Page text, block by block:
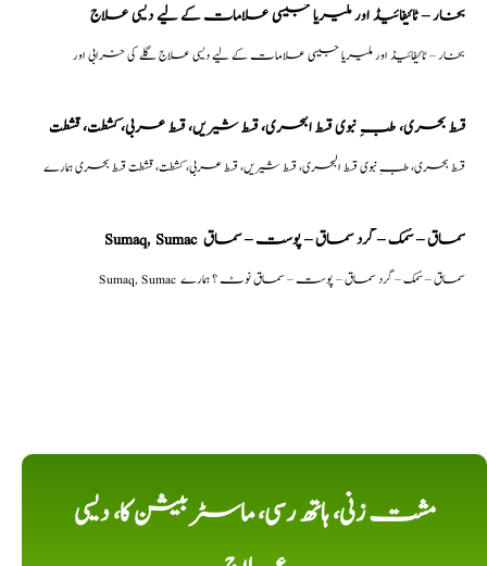
بخار – ٹائیفائیڈ اور ملیریا جیسی علامات کے لیے دیسی علاج
بخار – ٹائیفائیڈ اور ملیریا جیسی علامات کے لیے دیسی علاج گلے کی خرابی اور
قسط بحری، طبِ نبوی قسط البحری، قسط شیریں، قسط عربی، كشطت، قشطت
قسط بحری، طبِ نبوی قسط البحری، قسط شیریں، قسط عربی، كشطت، قشطت قسط بحری ہمارے
Sumaq, Sumac سماق – سُمک – گرد سماق – پوست – سماق
Sumaq, Sumac سماق – سُمک – گرد سماق – پوست – سماق نوٹ ؟ ہمارے
مشت زنی، ہاتھ رسی، ماسٹر بیشن کا، دیسی